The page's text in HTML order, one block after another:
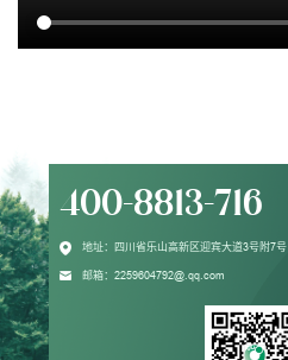
400-8813-716
地址：四川省乐山高新区迎宾大道3号附7号
邮箱：2259604792@.qq.com